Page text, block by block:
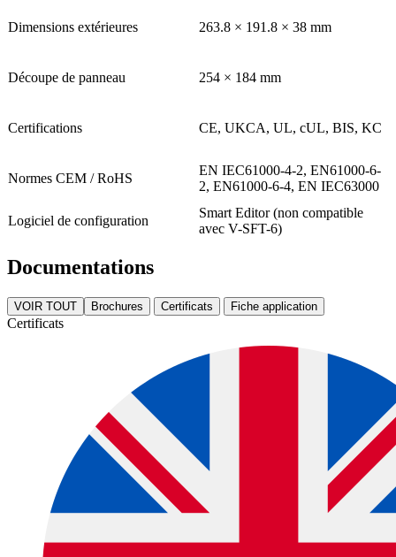
Dimensions extérieures 263.8 × 191.8 × 38 mm
Découpe de panneau 254 × 184 mm
Certifications CE, UKCA, UL, cUL, BIS, KC
Normes CEM / RoHS
EN IEC61000-4-2, EN61000-6-
2, EN61000-6-4, EN IEC63000
Logiciel de configuration
Smart Editor (non compatible
avec V-SFT-6)
Documentations
VOIR TOUT Brochures Certificats Fiche application
Certificats